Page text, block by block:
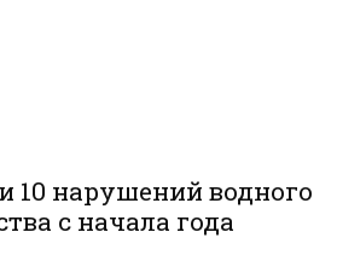
10 нарушений водного
с начала года